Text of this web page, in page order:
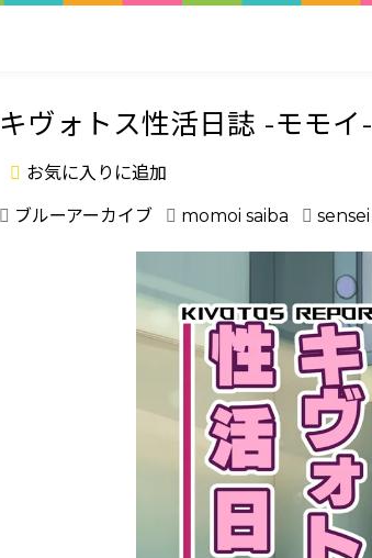
キヴォトス性活日誌 -モモイ-
お気に入りに追加
ブルーアーカイブ momoi saiba sensei